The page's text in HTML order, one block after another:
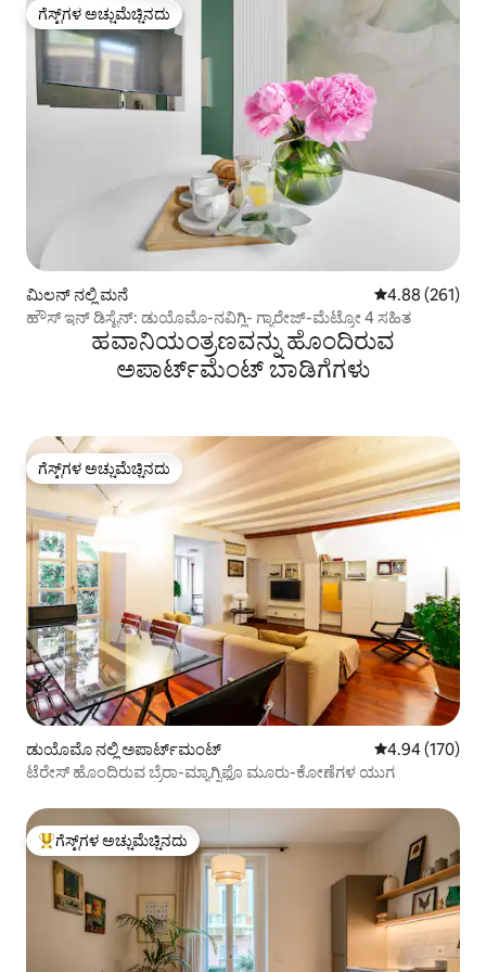
ಗೆಸ್ಟ್‌ಗಳ ಅಚ್ಚುಮೆಚ್ಚಿನದು
ಗೆಸ್ಟ್‌ಗಳ ಅಚ್ಚುಮೆಚ್ಚಿನದು
ಮಿಲನ್ ನಲ್ಲಿ ಮನೆ 5 ರಲ್ಲಿ 4.88
4.88 (261)
ಹೌಸ್ ಇನ್ ಡಿಸೈನ್: ಡುಯೊಮೊ-ನವಿಗ್ಲಿ- ಗ್ಯಾರೇಜ್-ಮೆಟ್ರೋ 4 ಸಹಿತ
ಹವಾನಿಯಂತ್ರಣವನ್ನು ಹೊಂದಿರುವ
ಅಪಾರ್ಟ್‌ಮೆಂಟ್‌ ಬಾಡಿಗೆಗಳು
ಗೆಸ್ಟ್‌ಗಳ ಅಚ್ಚುಮೆಚ್ಚಿನದು
ಗೆಸ್ಟ್‌ಗಳ ಅಚ್ಚುಮೆಚ್ಚಿನದು
ಡುಯೊಮೊ ನಲ್ಲಿ ಅಪಾರ್ಟ್‌ಮಂಟ್ 5 ರಲ್ಲಿ 4.94
4.94 (170)
ಟೆರೇಸ್ ಹೊಂದಿರುವ ಬ್ರೆರಾ-ಮ್ಯಾಗ್ನಿಫೊ ಮೂರು-ಕೋಣೆಗಳ ಯುಗ
ಗೆಸ್ಟ್‌ಗಳಿಗೆ ಅತಿ ಹೆಚ್ಚು ಅಚ್ಚುಮೆಚ್ಚಿನದು
ಗೆಸ್ಟ್‌ಗಳ ಅಚ್ಚುಮೆಚ್ಚಿನದು